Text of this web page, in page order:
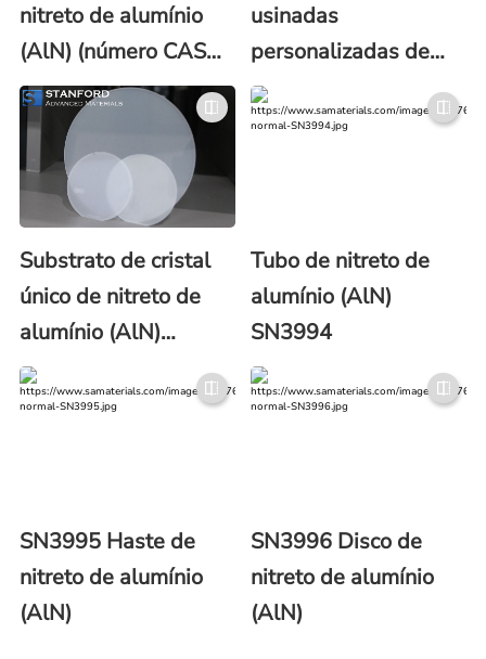
nitreto de alumínio
(AlN) (número CAS
24304-00-5)
usinadas
personalizadas de
nitreto de alumínio
(AlN)
Substrato de cristal
único de nitreto de
alumínio (AlN)
CY3435
Tubo de nitreto de
alumínio (AlN)
SN3994
SN3995 Haste de
nitreto de alumínio
(AlN)
SN3996 Disco de
nitreto de alumínio
(AlN)